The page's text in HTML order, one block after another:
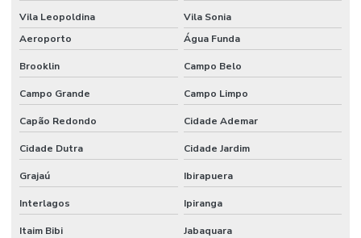
Instalação de controle de acesso biometrico
Instalação de postes com câmera e iluminação led
Manutenção camera ip
Manutenção de catracas de acesso
Manutenção controle de acesso
Poste com camera
Poste com câmera integrada para monitoramento urbano
Vila Leopoldina
Vila Sonia
Aeroporto
Água Funda
Brooklin Campo Belo
Campo Grande Campo Limpo
Capão Redondo Cidade Ademar
Cidade Dutra Cidade Jardim
Grajaú Ibirapuera
Interlagos Ipiranga
Itaim Bibi Jabaquara